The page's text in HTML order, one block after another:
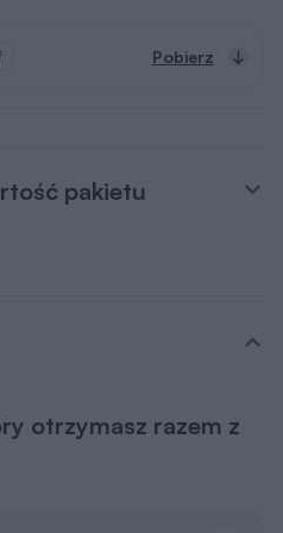
Pobierz
pakietu
otrzymasz razem z